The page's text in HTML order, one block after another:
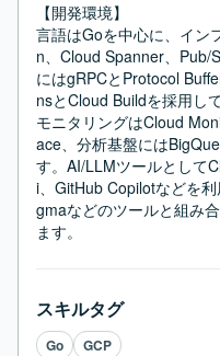
【開発環境】
言語はGoを中心に、イン
n、Cloud Spanner、Pub/
にはgRPCとProtocol
nsとCloud Buildを採用し
モニタリングはCloud
ace、分析基盤には
す。AI/LLMツールとして
i、GitHub Copilotなどを
gmaなどのツールと組み
ます。
スキルタグ
Go GCP